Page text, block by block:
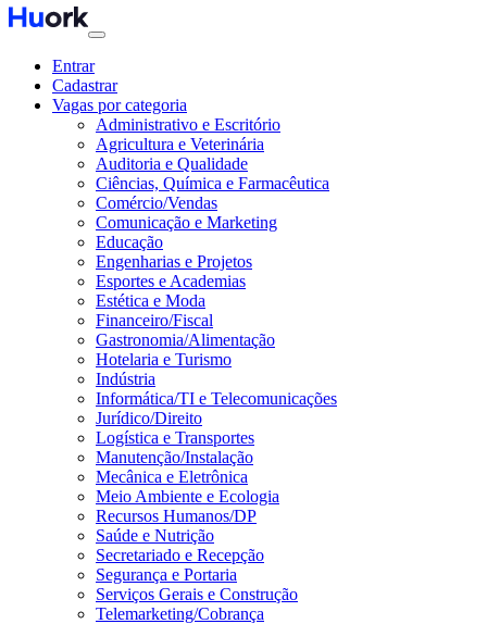
Entrar
Cadastrar
Vagas por categoria
Administrativo e Escritório
Agricultura e Veterinária
Auditoria e Qualidade
Ciências, Química e Farmacêutica
Comércio/Vendas
Comunicação e Marketing
Educação
Engenharias e Projetos
Esportes e Academias
Estética e Moda
Financeiro/Fiscal
Gastronomia/Alimentação
Hotelaria e Turismo
Indústria
Informática/TI e Telecomunicações
Jurídico/Direito
Logística e Transportes
Manutenção/Instalação
Mecânica e Eletrônica
Meio Ambiente e Ecologia
Recursos Humanos/DP
Saúde e Nutrição
Secretariado e Recepção
Segurança e Portaria
Serviços Gerais e Construção
Telemarketing/Cobrança